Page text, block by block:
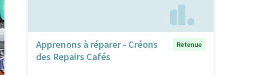
Apprenons à réparer - Créons
des Repairs Cafés
Retenue